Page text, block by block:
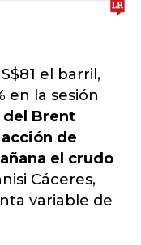
el barril,
en la sesión
Brent
de
el crudo
Cáceres,
variable de